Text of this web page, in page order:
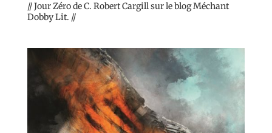
// Jour Zéro de C. Robert Cargill sur le blog Méchant
Dobby Lit. //